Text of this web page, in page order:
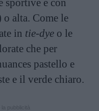
sportive e con
o alta. Come le
in tie-dye o le
che per
pastello e
e il verde chiaro.